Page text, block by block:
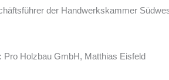
der Handwerkskammer
Pro Holzbau GmbH, Matthias Eisfeld